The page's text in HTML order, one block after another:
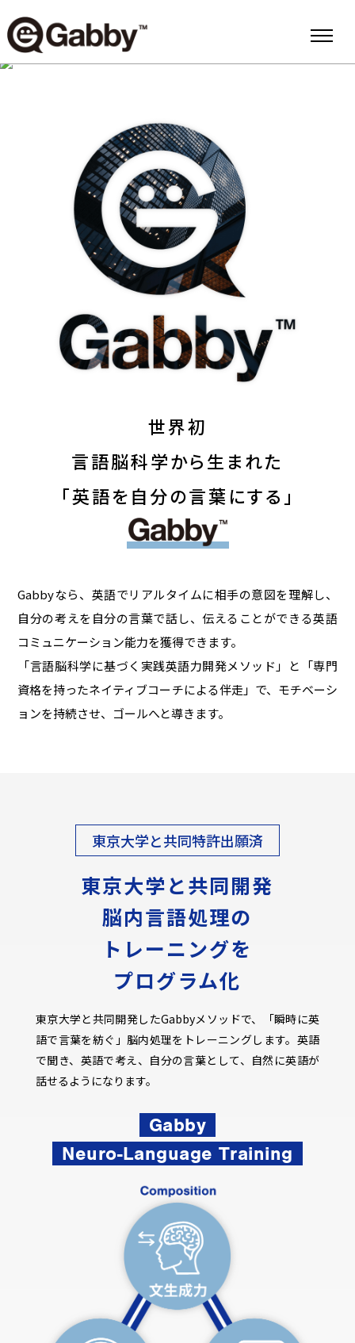
世界初
言語脳科学から生まれた
「英語を自分の言葉にする」
Gabbyなら、英語でリアルタイムに相手の意図を理解し、
自分の考えを自分の言葉で話し、伝えることができる英語
コミュニケーション能力を獲得できます。
「言語脳科学に基づく実践英語力開発メソッド」と「専門
資格を持ったネイティブコーチによる伴走」で、モチベーシ
ョンを持続させ、ゴールへと導きます。
東京大学と共同特許出願済
東京大学と共同開発
脳内言語処理の
トレーニングを
プログラム化
東京大学と共同開発したGabbyメソッドで、「瞬時に英
語で言葉を紡ぐ」脳内処理をトレーニングします。英語
で聞き、英語で考え、自分の言葉として、自然に英語が
話せるようになります。
Gabby
Neuro-Language Training